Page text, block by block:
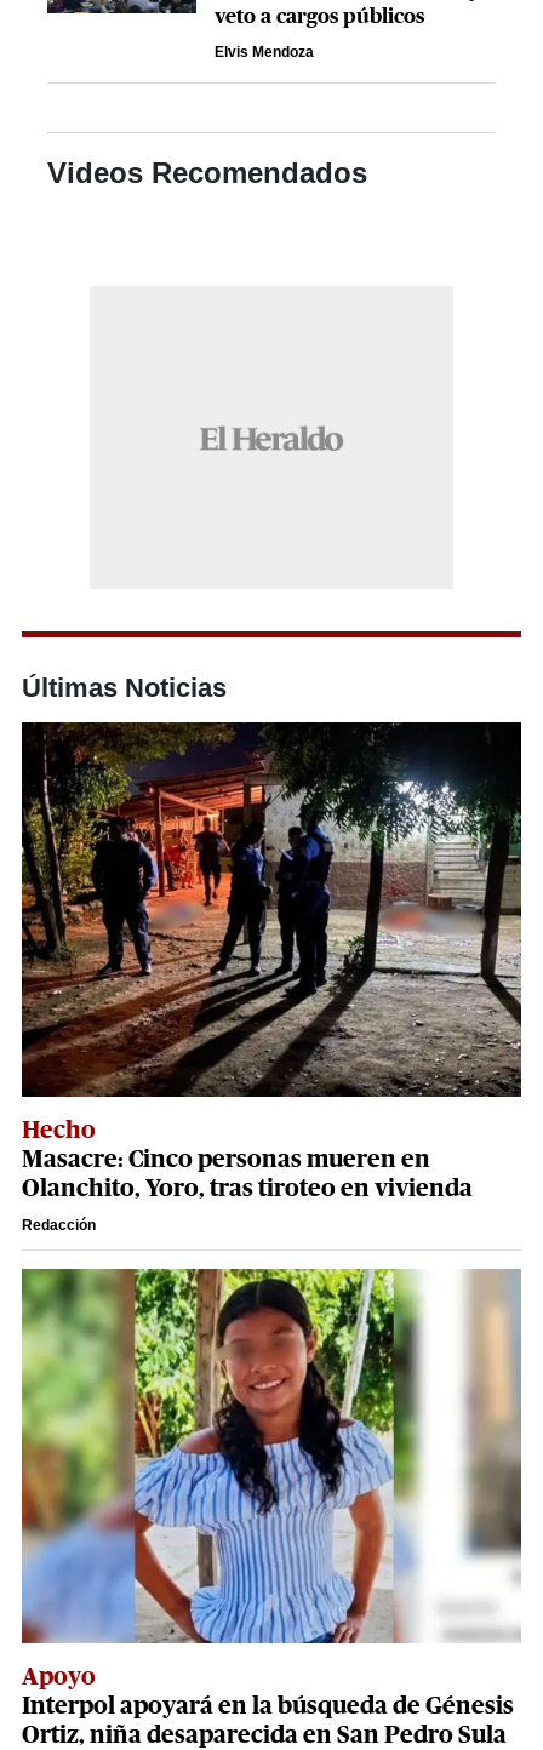
veto a cargos públicos
Elvis Mendoza
Videos Recomendados
Últimas Noticias
Hecho
Masacre: Cinco personas mueren en
Olanchito, Yoro, tras tiroteo en vivienda
Redacción
Apoyo
Interpol apoyará en la búsqueda de Génesis
Ortiz, niña desaparecida en San Pedro Sula